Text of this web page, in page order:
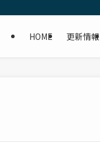
HOME 更新情報